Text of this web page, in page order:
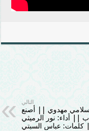
التالي
مهدوي || أصنع
|| أداء: نور الرميثي
كلمات: عباس السبتي